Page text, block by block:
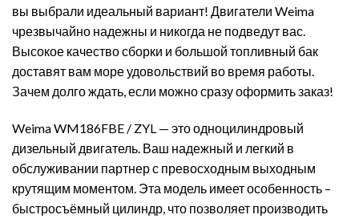
вы выбрали идеальный вариант! Двигатели Weima
чрезвычайно надежны и никогда не подведут вас.
Высокое качество сборки и большой топливный бак
доставят вам море удовольствий во время работы.
Зачем долго ждать, если можно сразу оформить заказ!
Weima WM186FBE / ZYL — это одноцилиндровый
дизельный двигатель. Ваш надежный и легкий в
обслуживании партнер с превосходным выходным
крутящим моментом. Эта модель имеет особенность –
быстросъёмный цилиндр, что позволяет производить